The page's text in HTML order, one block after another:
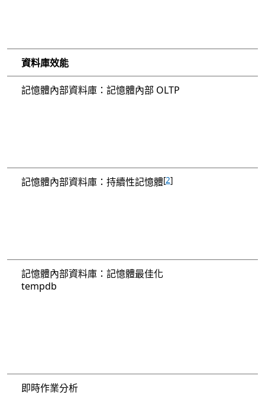
資料庫效能
記憶體內部資料庫：記憶體內部 OLTP
記憶體內部資料庫：持續性記憶體[2]
記憶體內部資料庫：記憶體最佳化
tempdb
即時作業分析